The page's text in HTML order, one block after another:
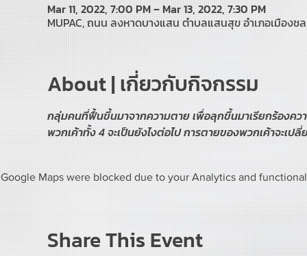
Mar 11, 2022, 7:00 PM – Mar 13, 2022, 7:30 PM
MUPAC, ถนน ลงหาดบางแสน ตำบลแสนสุข อำเภอเมืองช
About | เกี่ยวกับกิจกรรม
กลุ่มคนที่ฟื้นขึ้นมาจากความตาย เพื่อลุกขึ้นมาเรียกร้องคว
พวกเค้าทั้ง 4 จะเป็นยังไงต่อไป การตายของพวกเค้าจะเป
Google Maps were blocked due to your Analytics and
Share This Event